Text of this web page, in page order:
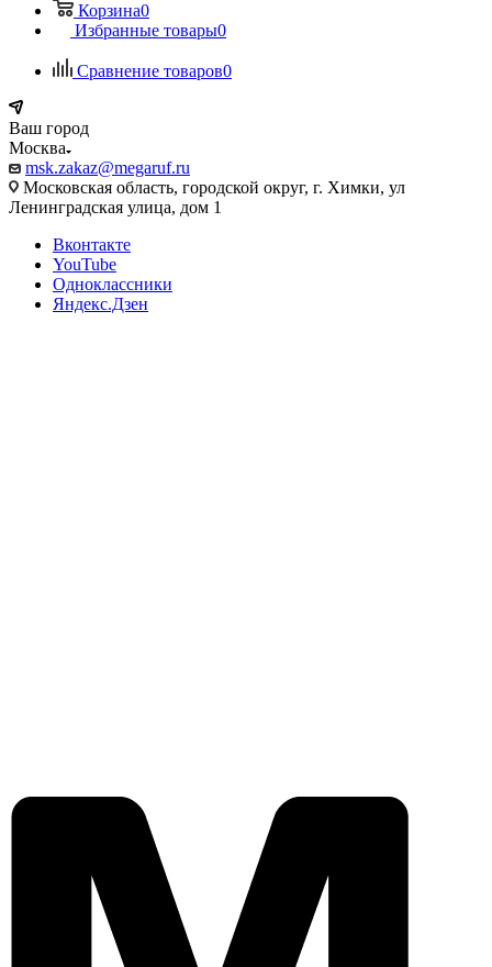
Корзина0
Избранные товары0
Сравнение товаров0
Ваш город
Москва
msk.zakaz@megaruf.ru
Московская область, городской округ, г. Химки, ул
Ленинградская улица, дом 1
Вконтакте
YouTube
Одноклассники
Яндекс.Дзен